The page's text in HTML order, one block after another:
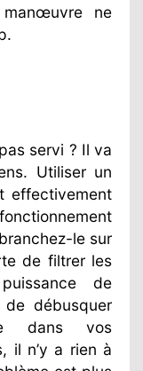
ne
servi ? Il va
Utiliser un
effectivement
le sur
de filtrer les
de
de débusquer
dans vos
il n’y a rien à